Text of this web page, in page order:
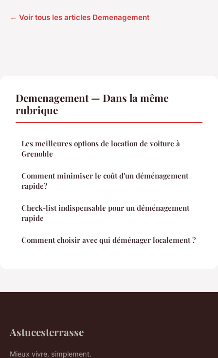
← Voir tous les articles Demenagement
Demenagement — Dans la même
rubrique
Les meilleures options de location de voiture à
Grenoble
Comment minimiser le coût d'un déménagement
rapide?
Check-list indispensable pour un déménagement
rapide
Comment choisir avec qui déménager localement ?
Astucesterrasse
Mieux vivre, simplement.